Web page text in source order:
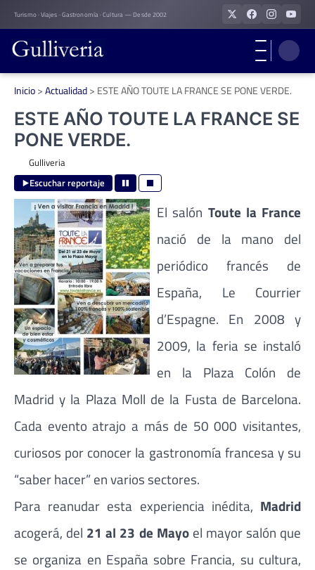
Skip
to
content
Turismo · Viajes · Gastronomía · Cultura — Desde 2002
Inicio>Actualidad> ESTE AÑO TOUTE LA FRANCE SE PONE VERDE.
ESTE AÑO TOUTE LA FRANCE SE
PONE VERDE.
Gulliveria
Escuchar reportaje
El salón Toute la France
nació de la mano del
periódico francés de
España, Le Courrier
d’Espagne. En 2008 y
2009, la feria se instaló
en la Plaza Colón de
Madrid y la Plaza Moll de la Fusta de Barcelona.
Cada evento atrajo a más de 50 000 visitantes,
curiosos por conocer la gastronomía francesa y su
“saber hacer” en varios sectores.
Para reanudar esta experiencia inédita, Madrid
acogerá, del 21 al 23 de Mayoel mayor salón que
se organiza en España sobre Francia, su cultura,